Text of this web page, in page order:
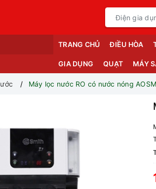
TRANG CHỦ ĐIỀU HÒA
GIA DỤNG QUẠT MÁY
Máy lọc nước RO có nước nóng